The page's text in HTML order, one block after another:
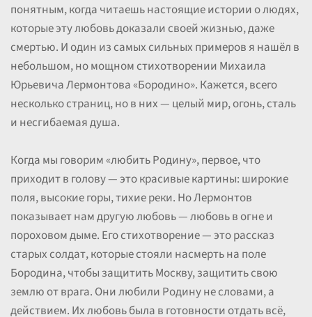
понятным, когда читаешь настоящие истории о людях,
которые эту любовь доказали своей жизнью, даже
смертью. И один из самых сильных примеров я нашёл в
небольшом, но мощном стихотворении Михаила
Юрьевича Лермонтова «Бородино». Кажется, всего
несколько страниц, но в них — целый мир, огонь, сталь
и несгибаемая душа.
Когда мы говорим «любить Родину», первое, что
приходит в голову — это красивые картины: широкие
поля, высокие горы, тихие реки. Но Лермонтов
показывает нам другую любовь — любовь в огне и
пороховом дыме. Его стихотворение — это рассказ
старых солдат, которые стояли насмерть на поле
Бородина, чтобы защитить Москву, защитить свою
землю от врага. Они любили Родину не словами, а
действием. Их любовь была в готовности отдать всё,